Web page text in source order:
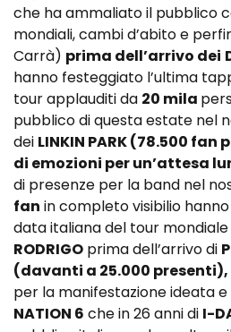
che ha ammaliato il pubblico
mondiali, cambi d’abito e
Carrà) prima dell’arrivo dei
hanno festeggiato l’ultima
tour applauditi da 20 mila
pubblico di questa estate nel
dei LINKIN PARK (78.500 fan
di emozioni per un’attesa
di presenze per la band nel
fan in completo visibilio
data italiana del tour mondiale
RODRIGO prima dell’arrivo di
(davanti a 25.000 presenti),
per la manifestazione ideata
NATION 6 che in 26 anni di I-